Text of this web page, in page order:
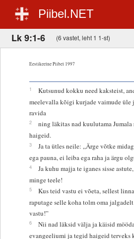
Piibel.NET
Lk 9:1-6 (6 vastet, leht 1 1-st)
Eestikeelne Piibel 1997
1
Kutsunud kokku need kaksteist,
meelevalla kõigi kurjade vaimude üle
ravida
2
ning läkitas nad kuulutama
haigeid.
3
Ja ta ütles neile: „Ärge võtke
ega pauna, ei leiba ega raha ja ärgu
4
Ja kuhu majja te iganes sisse
minge teele!
5
Kus teid vastu ei võeta, sellest
raputage selle koha tolm oma
vastu!”
6
Nii nad läksid välja ja käisid
evangeeliumi ja tegid haigeid terveks